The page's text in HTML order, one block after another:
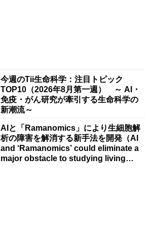
今週のTii生命科学：注目トピック
TOP10（2026年8月第一週） ～ AI・
免疫・がん研究が牽引する生命科学の
新潮流～
AIと「Ramanomics」により生細胞解
析の障害を解消する新手法を開発（AI
and ‘Ramanomics’ could eliminate a
major obstacle to studying living